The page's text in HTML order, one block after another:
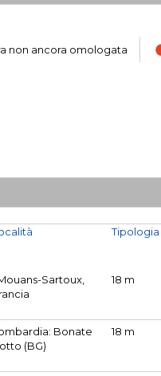
non ancora omologata
Sartoux,
Tipologia
18 m
Bonate
(BG)
18 m